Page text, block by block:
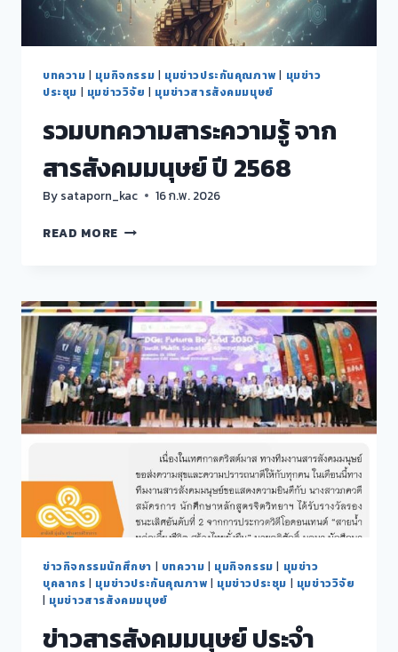
บทความ | มุมกิจกรรม | มุมข่าวประกันคุณภาพ | มุมข่าว
ประชุม | มุมข่าววิจัย | มุมข่าวสารสังคมมนุษย์
รวมบทความสาระความรู้ จาก
สารสังคมมนุษย์ ปี 2568
By sataporn_kac 16 ก.พ. 2026
READ MORE รวม
รู้
จาก
สาร
สังคม
มนุษย์
ปี
2568
ข่าวกิจกรรมนักศึกษา บทความ มุมกิจกรรม
มุมข่าว
บุคลากร
มุมข่าวประกันคุณภาพ มุมข่าวประชุม
มุมข่าววิจัย
มุมข่าวสารสังคมมนุษย์
ข่าวสารสังคมมนุษย์ ประจำ